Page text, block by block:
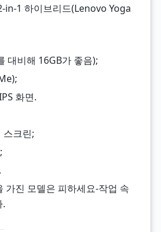
in-1 하이브리드(Lenovo Yoga
대비해 16GB가 좋음);
화면.
스크린;
가진 모델은 피하세요-작업 속
.